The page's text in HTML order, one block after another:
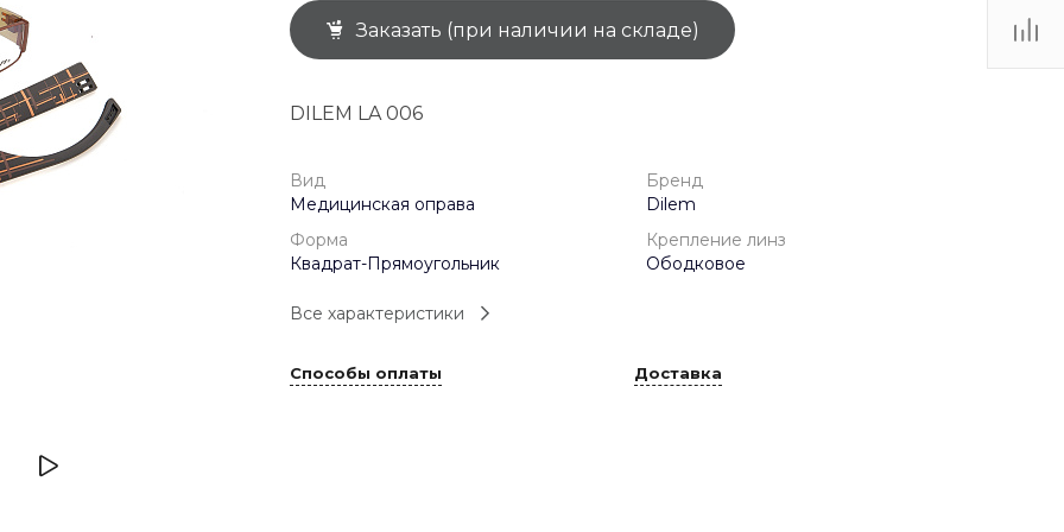
+7 (926) 092 4274
г. Королёв, пр-т
(0-9)
1 мая: 10:00-19:00
9 мая: 10:00-19:00
Заказать (при наличии на складе)
DILEM LA 006
Вид
Медицинская оправа
Бренд
Dilem
Форма
Квадрат-Прямоугольник
Крепление линз
Ободковое
Все характеристики
Способы оплаты Доставка